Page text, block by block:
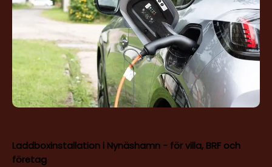
Laddboxinstallation i Nynäshamn - för villa, BRF och
företag